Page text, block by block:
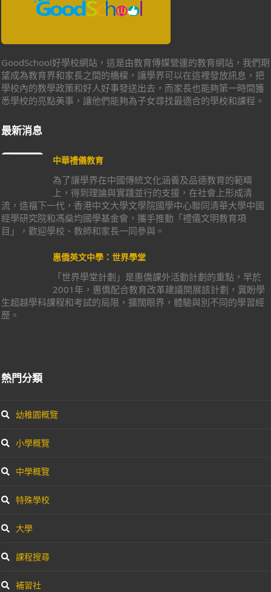
GoodSchool好學校網站，這是由教育傳媒營運的教育網站，我們期
望成為教育界和家長之間的橋樑，讓學界可以在這裡發放訊息，把
學校內的教學政策和好人好事發送出去，而家長也能夠第一時間獲
悉學校的亮點美事，讓他們能夠為子女尋找最適合的學校和課程。
最新消息
中華禮儀教育
為了讓學界在中國傳統文化涵養及品德教育的範疇
上，得到理論與實踐並行的支援，在社會上形成清
流，造福下一代，香港中文大學文學院國學中心聯同清華大學中國
經學研究院和馮燊均國學基金會，攜手推動「禮儀文明教育項
目」，歡迎學校、教師和家長一同參與。
惠僑英文中學：世界學堂
「世界學堂計劃」是惠僑課外活動計劃的重點，早於
2001年，惠僑配合教育改革建議開展該計劃，冀盼學
生超越學科課程和考試的局限，擴闊眼界，體驗與別不同的學習經
歷。
熱門分類
幼稚園概覽
小學概覽
中學概覽
特殊學校
大學
課程搜尋
補習社